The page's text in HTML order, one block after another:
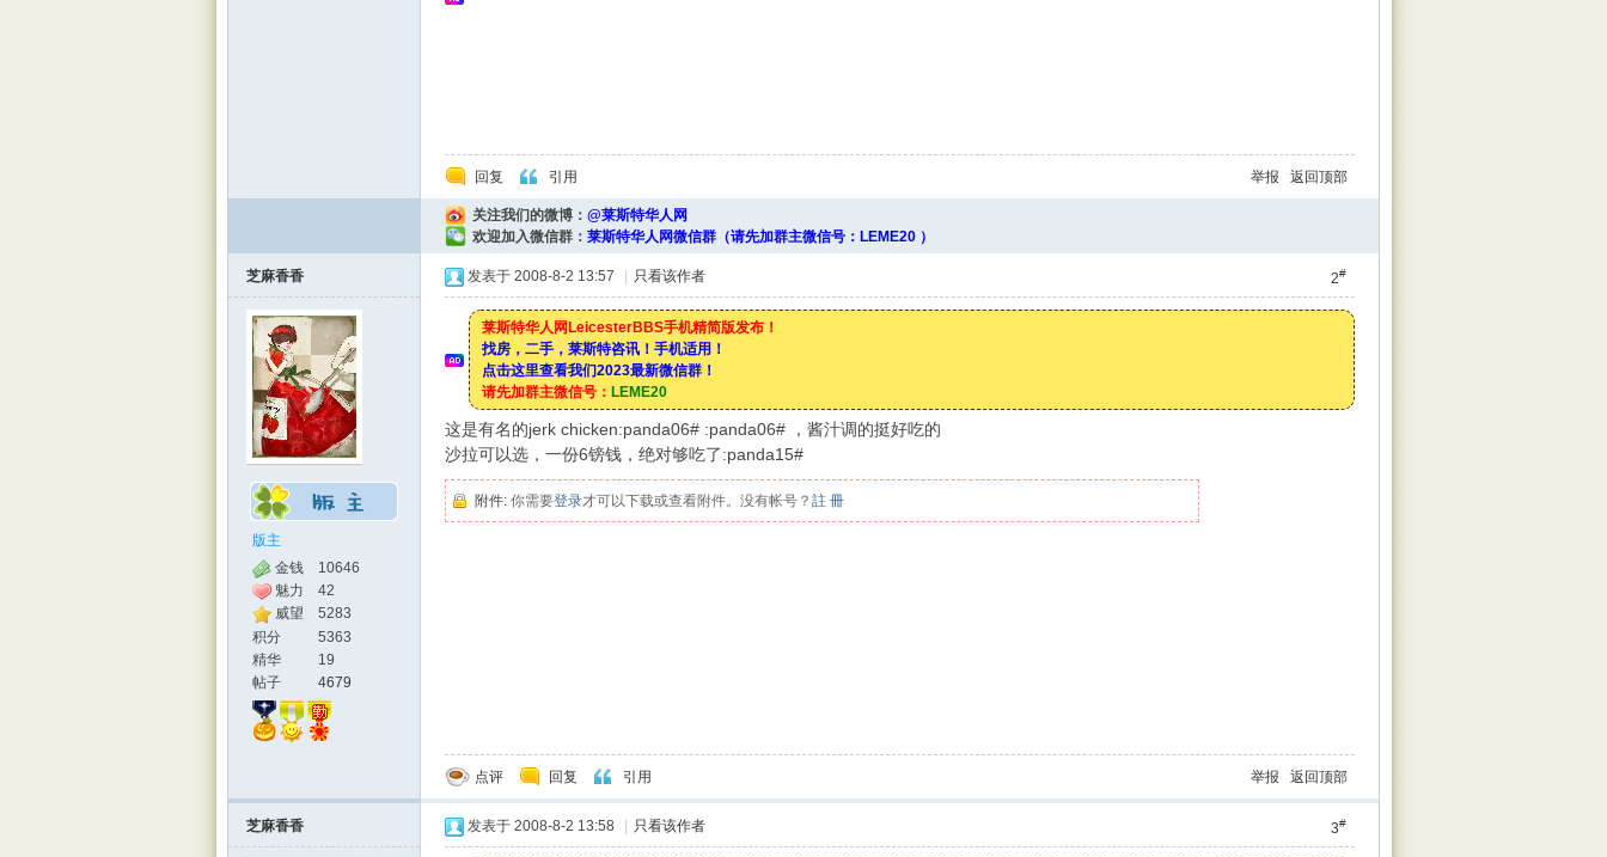
回复 引用 举报 返回顶部
关注我们的微博：@莱斯特华人网
欢迎加入微信群：莱斯特华人网微信群（请先加群主微信号：LEME20 ）
芝麻香香
版主
金钱
10646
魅力
42
威望
5283
积分
5363
精华
19
帖子
4679
2#
发表于 2008-8-2 13:57 只看该作者
莱斯特华人网LeicesterBBS手机精简版发布！
找房，二手，莱斯特咨讯！手机适用！
点击这里查看我们2023最新微信群！
请先加群主微信号： LEME20
这是有名的jerk chicken:panda06# :panda06# ，酱汁调的挺好吃的
沙拉可以选，一份6镑钱，绝对够吃了:panda15#
附件: 你需要登录才可以下载或查看附件。没有帐号？ 註 冊
点评 回复 引用 举报 返回顶部
芝麻香香 3#
发表于 2008-8-2 13:58 只看该作者